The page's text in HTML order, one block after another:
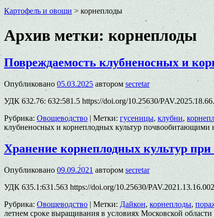
Картофель и овощи > корнеплоды
Архив метки: корнеплоды
Повреждаемость клубненосных и
Опубликовано 05.03.2025 автором secretar
УДК 632.76: 632:581.5 https://doi.org/10.25630/
Рубрика: Овощеводство | Метки: гусеницы,клубни,
клубненосных и корнеплодных культур почвообитающими
Хранение корнеплодных культур
Опубликовано 09.09.2021 автором secretar
УДК 635.1:631.563 https://doi.org/10.25630/
Рубрика: Овощеводство | Метки: Дайкон,корнеплоды,
летнем сроке выращивания в условиях Московской области